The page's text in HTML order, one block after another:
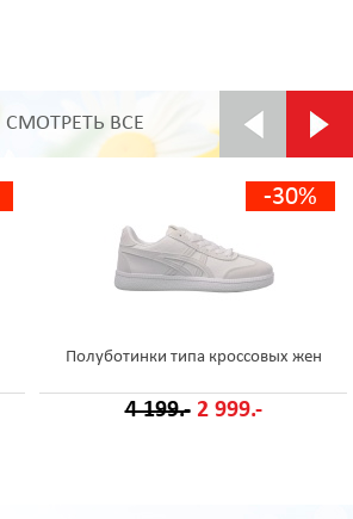
СМОТРЕТЬ ВСЕ
-30%
Полуботинки типа кроссовых жен
4 199.- 2 999.-